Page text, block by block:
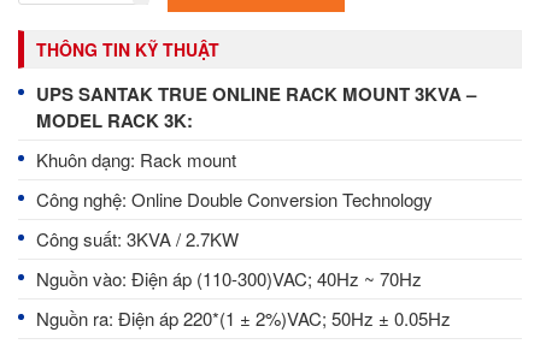
THÔNG TIN KỸ THUẬT
UPS SANTAK TRUE ONLINE RACK MOUNT 3KVA –
MODEL RACK 3K:
Khuôn dạng: Rack mount
Công nghệ: Online Double Conversion Technology
Công suất: 3KVA / 2.7KW
Nguồn vào: Điện áp (110-300)VAC; 40Hz ~ 70Hz
Nguồn ra: Điện áp 220*(1 ± 2%)VAC; 50Hz ± 0.05Hz